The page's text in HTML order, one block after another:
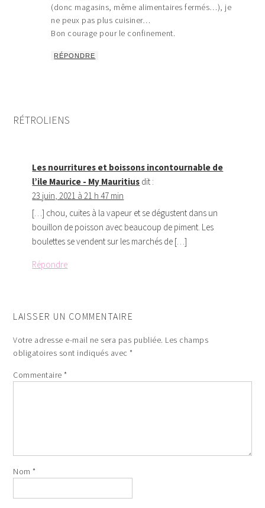
(donc magasins, même alimentaires fermés…), je
ne peux pas plus cuisiner…
Bon courage pour le confinement.
RÉPONDRE
RÉTROLIENS
Les nourritures et boissons incontournable de
l’ile Maurice - My Mauritius dit :
23 juin, 2021 à 21 h 47 min
[…] chou, cuites à la vapeur et se dégustent dans un
bouillon de poisson avec beaucoup de piment. Les
boulettes se vendent sur les marchés de […]
Répondre
LAISSER UN COMMENTAIRE
Votre adresse e-mail ne sera pas publiée. Les champs
obligatoires sont indiqués avec*
Commentaire*
Nom*